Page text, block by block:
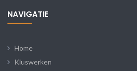
NAVIGATIE
Home
Kluswerken